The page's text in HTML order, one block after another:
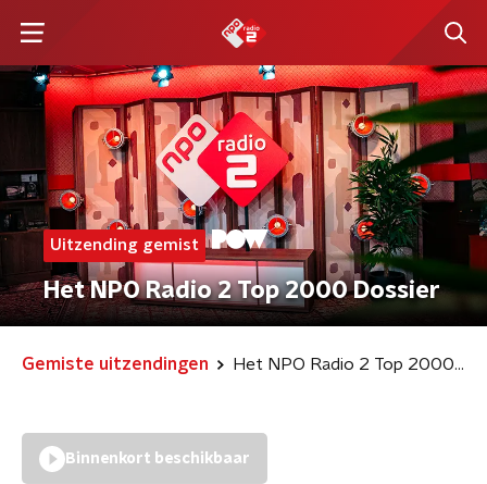
Uitzending gemist
Het NPO Radio 2 Top 2000 Dossier
Gemiste uitzendingen Het NPO Radio 2 Top 2000 Dossier
Binnenkort beschikbaar